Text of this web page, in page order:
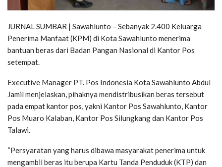
JURNAL SUMBAR | Sawahlunto – Sebanyak 2.400 Keluarga
Penerima Manfaat (KPM) di Kota Sawahlunto menerima
bantuan beras dari Badan Pangan Nasional di Kantor Pos
setempat.
Executive Manager PT. Pos Indonesia Kota Sawahlunto Abdul
Jamil menjelaskan, pihaknya mendistribusikan beras tersebut
pada empat kantor pos, yakni Kantor Pos Sawahlunto, Kantor
Pos Muaro Kalaban, Kantor Pos Silungkang dan Kantor Pos
Talawi.
“Persyaratan yang harus dibawa masyarakat penerima untuk
mengambil beras itu berupa Kartu Tanda Penduduk (KTP) dan